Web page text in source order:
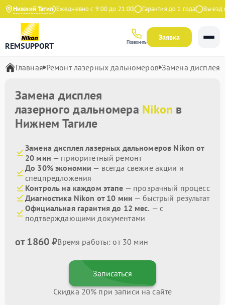
Нижний Тагил
4.9 на Яндекс Ежедневно с 9:00 до 21:00 Гарантия до 1 года Выезд
REMSUPPORT Позвонить
Заявка
Главная Ремонт лазерных дальномеров Замена дисплея
Замена дисплея
лазерного дальномера Nikon в
Нижнем Тагиле
Замена дисплея лазерных дальномеров Nikon от
20 мин — приоритетный ремонт
До 30% экономии — всегда свежие акции и
спецпредложения
Контроль на каждом этапе — прозрачный процесс
Диагностика Nikon от 10 мин — быстрый результат
Официальная гарантия до 12 мес. — с
подтверждающими документами
от 1860 ₽Время работы: от 30 мин
Записаться
Скидка 20% при записи на сайте